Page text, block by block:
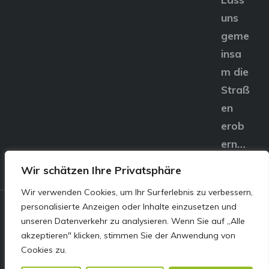
Wir schätzen Ihre Privatsphäre
Wir verwenden Cookies, um Ihr Surferlebnis zu verbessern,
personalisierte Anzeigen oder Inhalte einzusetzen und
unseren Datenverkehr zu analysieren. Wenn Sie auf „Alle
akzeptieren" klicken, stimmen Sie der Anwendung von
Cookies zu.
uns
geme
insa
m die
Straß
en
erob
ern…
© E&S Motors GmbH,
Linzer Straße 83 4240
Freistadt